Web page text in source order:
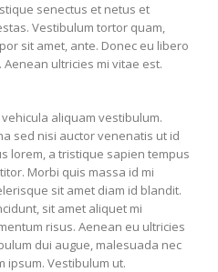
senectus et netus et
Vestibulum tortor quam,
sit amet, ante. Donec eu libero
ultricies mi vitae est.
aliquam vestibulum.
sed nisi auctor venenatis ut id
lorem, a tristique sapien tempus
Morbi quis massa id mi
sit amet diam id blandit.
sit amet aliquet mi
risus. Aenean eu ultricies
dui augue, malesuada nec
ipsum. Vestibulum ut.